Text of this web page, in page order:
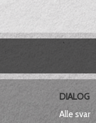
DIALOG
Alle svar